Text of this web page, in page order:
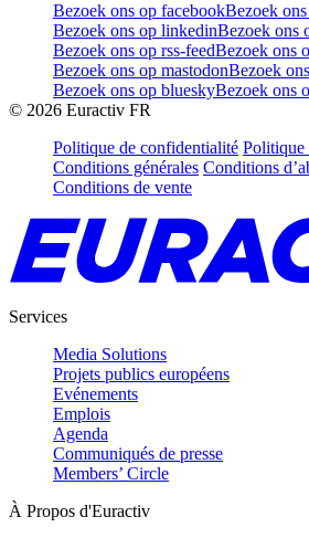
Bezoek ons op facebookBezoek
Bezoek ons op linkedinBezoek ons
Bezoek ons op rss-feedBezoek ons
Bezoek ons op mastodonBezoek
Bezoek ons op blueskyBezoek ons
© 2026 Euractiv FR
Politique de confidentialité Politique
Conditions générales Conditions
Conditions de vente
Services
Media Solutions
Projets publics européens
Evénements
Emplois
Agenda
Communiqués de presse
Members’ Circle
À Propos d'Euractiv